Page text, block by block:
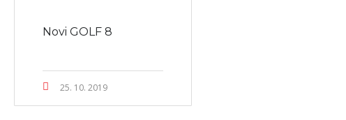
Novi GOLF 8
25. 10. 2019